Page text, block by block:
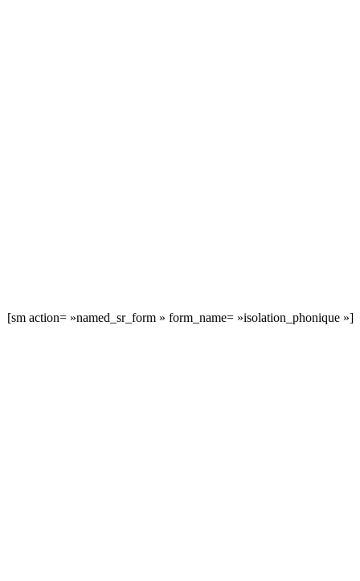
[sm action= »named_sr_form » form_name= »isolation_phonique »]